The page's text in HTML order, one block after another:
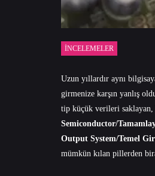
İNCELEMELER
Uzun yıllardır aynı
girmenize karşın yanlış
tip küçük verileri saklayan,
Semiconductor/
Output System/Temel
mümkün kılan pillerden